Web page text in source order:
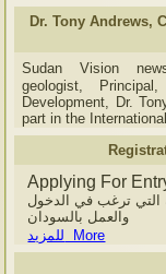
Dr. Tony Andrews,
Sudan Vision
geologist,
Development, Dr.
part in the
Applying For
التي ترغب في الدخول
والعمل بالسودان
للمزيد More